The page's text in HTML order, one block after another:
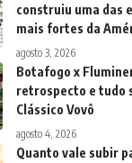
construiu uma das
mais fortes da
agosto 3, 2026
Botafogo x
retrospecto e tudo
Clássico Vovô
agosto 4, 2026
Quanto vale subir